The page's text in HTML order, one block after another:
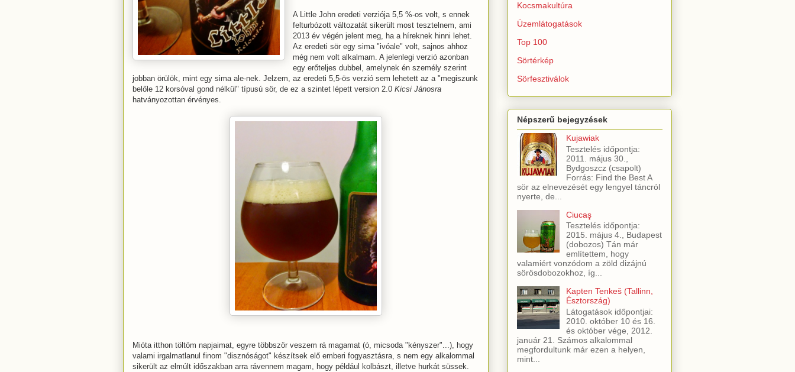
A Little John eredeti verziója 5,5 %-os volt, s ennek
felturbózott változatát sikerült most tesztelnem, ami
2013 év végén jelent meg, ha a híreknek hinni lehet.
Az eredeti sör egy sima "ivóale" volt, sajnos ahhoz
még nem volt alkalmam. A jelenlegi verzió azonban
egy erőteljes dubbel, amelynek én személy szerint
jobban örülök, mint egy sima ale-nek. Jelzem, az eredeti 5,5-ös verzió sem lehetett az a "megiszunk
belőle 12 korsóval gond nélkül" típusú sör, de ez a szintet lépett version 2.0 Kicsi Jánosra
hatványozottan érvényes.
Mióta itthon töltöm napjaimat, egyre többször veszem rá magamat (ó, micsoda "kényszer"...), hogy
valami irgalmatlanul finom "disznóságot" készítsek elő emberi fogyasztásra, s nem egy alkalommal
sikerült az elmúlt időszakban arra rávennem magam, hogy például kolbászt, illetve hurkát süssek.
Kocsmakultúra
Üzemlátogatások
Top 100
Sörtérkép
Sörfesztiválok
Népszerű bejegyzések
Kujawiak
Tesztelés időpontja:
2011. május 30.,
Bydgoszcz (csapolt)
Forrás: Find the Best A
sör az elnevezését egy lengyel táncról
nyerte, de...
Ciucaş
Tesztelés időpontja:
2015. május 4., Budapest
(dobozos) Tán már
említettem, hogy
valamiért vonzódom a zöld dizájnú
sörösdobozokhoz, íg...
Kapten Tenkeš (Tallinn,
Észtország)
Látogatások időpontjai:
2010. október 10 és 16.
és október vége, 2012.
január 21. Számos alkalommal
megfordultunk már ezen a helyen,
mint...